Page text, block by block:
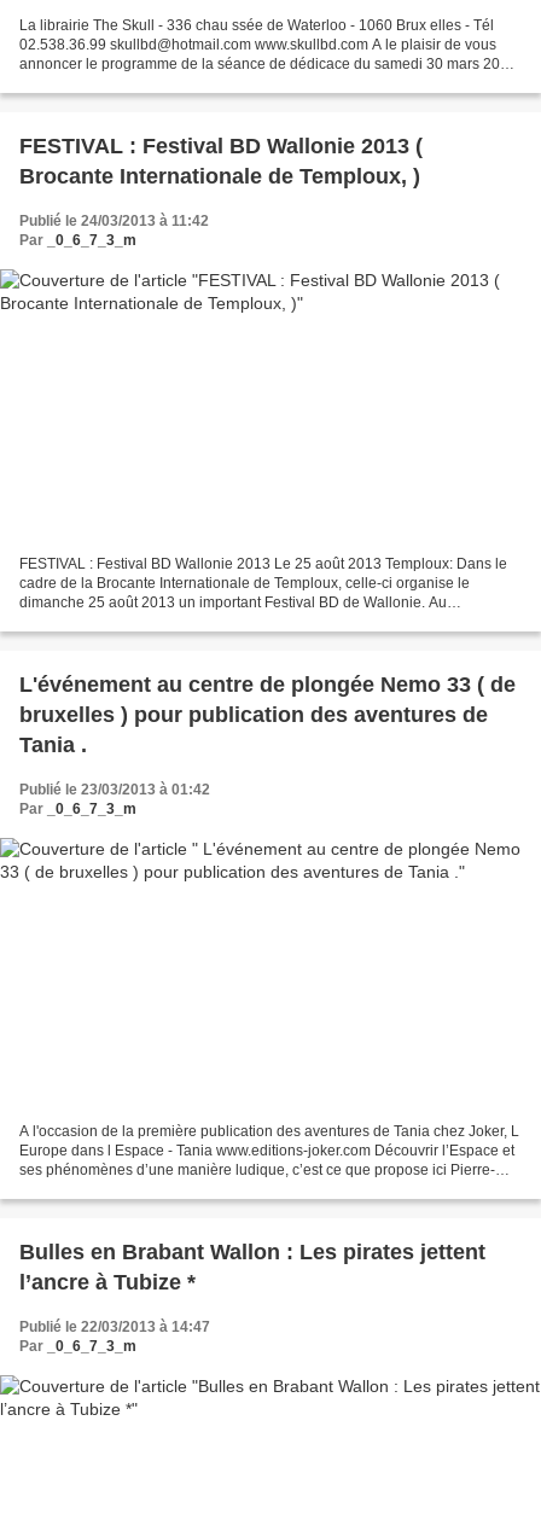
La librairie The Skull - 336 chau ssée de Waterloo - 1060 Brux elles - Tél
02.538.36.99 skullbd@hotmail.com www.skullbd.com A le plaisir de vous
annoncer le programme de la séance de dédicace du samedi 30 mars 2013
FESTIVAL : Festival BD Wallonie 2013 (
Brocante Internationale de Temploux, )
Publié le 24/03/2013 à 11:42
Par
_0_6_7_3_m
FESTIVAL : Festival BD Wallonie 2013 Le 25 août 2013 Temploux: Dans le
cadre de la Brocante Internationale de Temploux, celle-ci organise le
dimanche 25 août 2013 un important Festival BD de Wallonie. Au
L'événement au centre de plongée Nemo 33 ( de
bruxelles ) pour publication des aventures de
Tania .
Publié le 23/03/2013 à 01:42
Par
_0_6_7_3_m
A l'occasion de la première publication des aventures de Tania chez Joker, L
Europe dans l Espace - Tania www.editions-joker.com Découvrir l’Espace et
ses phénomènes d’une manière ludique, c’est ce que propose ici Pierre-
Bulles en Brabant Wallon : Les pirates jettent
l’ancre à Tubize *
Publié le 22/03/2013 à 14:47
Par
_0_6_7_3_m